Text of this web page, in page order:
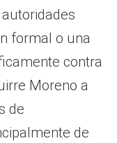
formal o una
contra
Moreno a
de
de